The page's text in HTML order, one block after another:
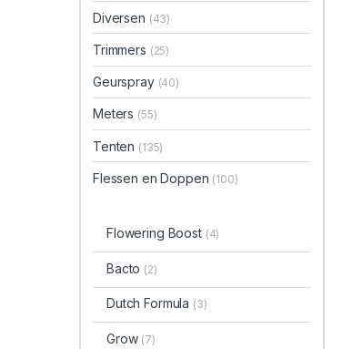
Diversen (43)
Trimmers (25)
Geurspray (40)
Meters (55)
Tenten (135)
Flessen en Doppen (100)
Flowering Boost (4)
Bacto (2)
Dutch Formula (3)
Grow (7)